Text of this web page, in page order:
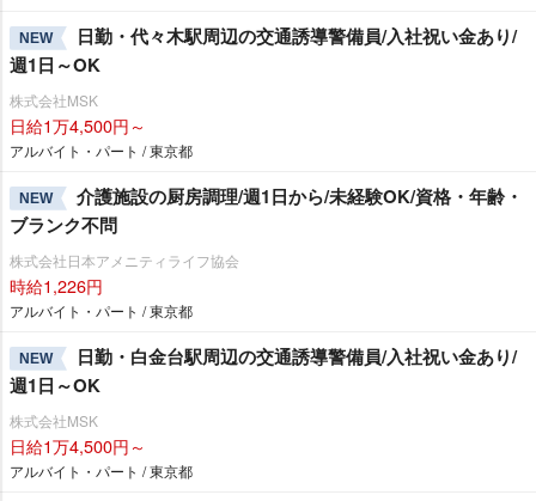
NEW
日勤・代々木駅周辺の交通誘導警備員/入社祝い金あり/
週1日～OK
株式会社MSK
日給1万4,500円～
アルバイト・パート / 東京都
NEW
介護施設の厨房調理/週1日から/未経験OK/資格・年齢・
ブランク不問
株式会社日本アメニティライフ協会
時給1,226円
アルバイト・パート / 東京都
NEW
日勤・白金台駅周辺の交通誘導警備員/入社祝い金あり/
週1日～OK
株式会社MSK
日給1万4,500円～
アルバイト・パート / 東京都